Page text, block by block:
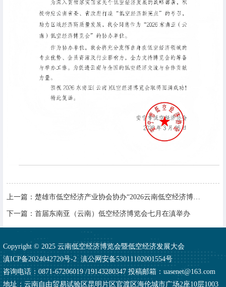
上一篇： 楚雄市低空经济产业协会协办“2026云南低空经济博览会”
下一篇： 首届东南亚（云南）低空经济博览会七月在滇举办
Copyright © 2025 云南低空经济博览会暨低空经济发展大会
滇ICP备2024042720号-2滇公网安备53011102001554号
咨询电话：0871-67206019 /19143280347 投稿邮箱：uasenet@163.com
地址：云南自由贸易试验区昆明片区官渡区海伦城市广场2座10层1003